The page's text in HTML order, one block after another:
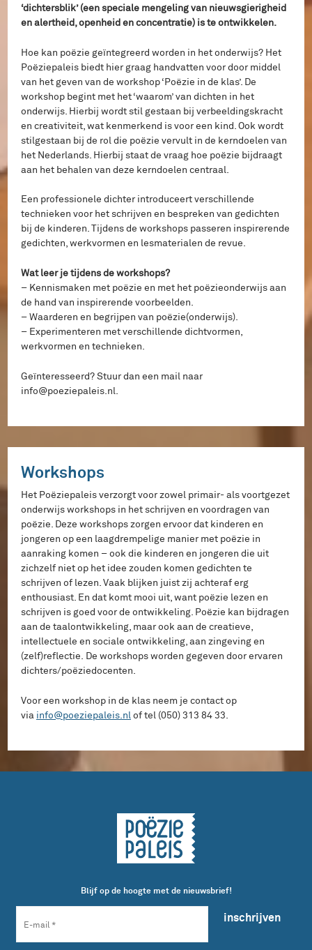
‘dichtersblik’ (een speciale mengeling van nieuwsgierigheid
en alertheid, openheid en concentratie) is te ontwikkelen.
Hoe kan poëzie geïntegreerd worden in het onderwijs? Het
Poëziepaleis biedt hier graag handvatten voor door middel
van het geven van de workshop ‘Poëzie in de klas’. De
workshop begint met het ‘waarom’ van dichten in het
onderwijs. Hierbij wordt stil gestaan bij verbeeldingskracht
en creativiteit, wat kenmerkend is voor een kind. Ook wordt
stilgestaan bij de rol die poëzie vervult in de kerndoelen van
het Nederlands. Hierbij staat de vraag hoe poëzie bijdraagt
aan het behalen van deze kerndoelen centraal.
Een professionele dichter introduceert verschillende
technieken voor het schrijven en bespreken van gedichten
bij de kinderen. Tijdens de workshops passeren inspirerende
gedichten, werkvormen en lesmaterialen de revue.
Wat leer je tijdens de workshops?
– Kennismaken met poëzie en met het poëzieonderwijs aan
de hand van inspirerende voorbeelden.
– Waarderen en begrijpen van poëzie(onderwijs).
– Experimenteren met verschillende dichtvormen,
werkvormen en technieken.
Geïnteresseerd? Stuur dan een mail naar
info@poeziepaleis.nl.
Workshops
Het Poëziepaleis verzorgt voor zowel primair- als voortgezet
onderwijs workshops in het schrijven en voordragen van
poëzie. Deze workshops zorgen ervoor dat kinderen en
jongeren op een laagdrempelige manier met poëzie in
aanraking komen – ook die kinderen en jongeren die uit
zichzelf niet op het idee zouden komen gedichten te
schrijven of lezen. Vaak blijken juist zij achteraf erg
enthousiast. En dat komt mooi uit, want poëzie lezen en
schrijven is goed voor de ontwikkeling. Poëzie kan bijdragen
aan de taalontwikkeling, maar ook aan de creatieve,
intellectuele en sociale ontwikkeling, aan zingeving en
(zelf)reflectie. De workshops worden gegeven door ervaren
dichters/poëziedocenten.
Voor een workshop in de klas neem je contact op
via info@poeziepaleis.nl of tel (050) 313 84 33.
Blijf op de hoogte met de nieuwsbrief!
inschrijven